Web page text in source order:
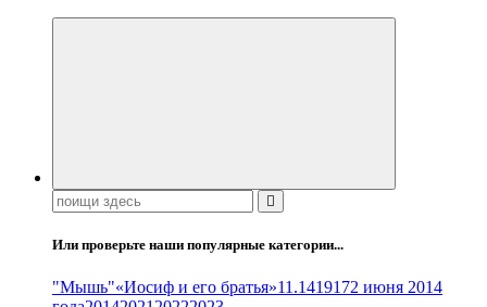
Поиск:
Или проверьте наши популярные категории...
"Мышь"«Иосиф и его братья»11.1419172 июня 2014